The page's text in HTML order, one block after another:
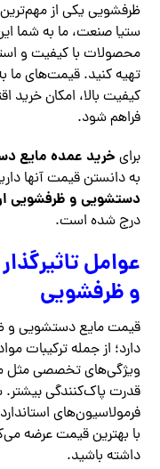
ظرفشویی یکی از
ستیا صنعت، ما به شما
محصولات با کیفیت و
تهیه کنید. قیمت‌های ما
کیفیت بالا، امکان خرید
فراهم شود.
برای خرید عمده مایع
به دانستن قیمت آنها
دستشویی و ظرفشویی
درج شده است.
عوامل
و ظرفشویی
قیمت مایع دستشویی و
دارد؛ از جمله ترکیبات
ویژگی‌های تخصصی مثل
قدرت پاک‌کنندگی بیشتر.
فرمولاسیون‌های
با بهترین قیمت عرضه
داشته باشید.